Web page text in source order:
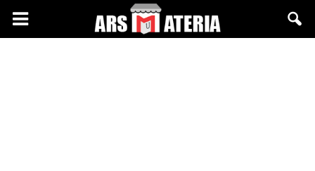
Arsmateria.pl